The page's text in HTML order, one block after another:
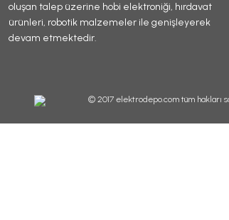
oluşan talep üzerine hobi elektroniği, hırdavat
ürünleri, robotik malzemeler ile genişleyerek
devam etmektedir.
© 2017 elektrodepo.com tüm hakları